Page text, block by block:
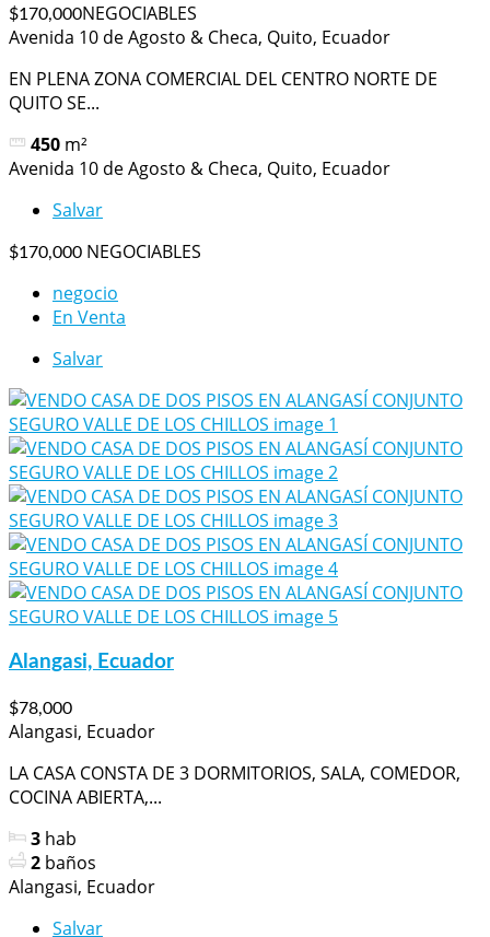
$170,000NEGOCIABLES
Avenida 10 de Agosto & Checa, Quito, Ecuador
EN PLENA ZONA COMERCIAL DEL CENTRO NORTE DE
QUITO SE...
450 m²
Avenida 10 de Agosto & Checa, Quito, Ecuador
Salvar
$170,000 NEGOCIABLES
negocio
En Venta
Salvar
Alangasi, Ecuador
$78,000
Alangasi, Ecuador
LA CASA CONSTA DE 3 DORMITORIOS, SALA, COMEDOR,
COCINA ABIERTA,...
3 hab
2 baños
Alangasi, Ecuador
Salvar